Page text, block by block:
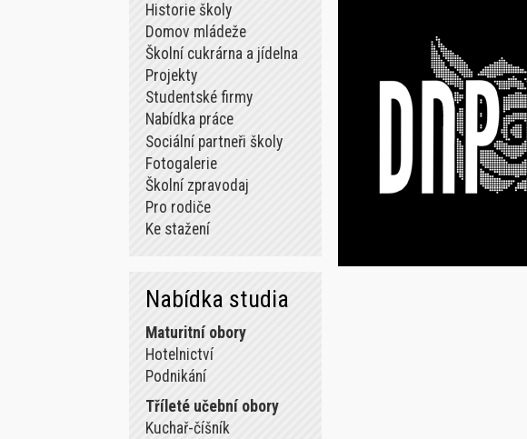
Historie školy
Domov mládeže
Školní cukrárna a jídelna
Projekty
Studentské firmy
Nabídka práce
Sociální partneři školy
Fotogalerie
Školní zpravodaj
Pro rodiče
Ke stažení
Nabídka studia
Maturitní obory
Hotelnictví
Podnikání
Tříleté učební obory
Kuchař-číšník